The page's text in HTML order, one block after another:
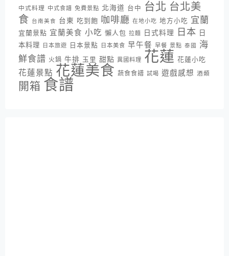
中式料理 中式食譜 免費景點 北海道 台中 台北 台北美
食 台南美食 台東 吃到飽 咖啡廳 在地小吃 地方小吃 宜蘭
宜蘭景點 宜蘭美食 小吃 懶人包 拉麵 日式料理 日本 日
本料理
日本旅遊 日本景點 日本美食 早午餐 早餐 景點 泰國
海
鮮食譜 火鍋 牛排 玉里 甜點 異國料理 花蓮 花蓮小吃
花蓮景點 花蓮美食 蔬食食譜 試喝 遊戲感想 酒類
開箱 食譜